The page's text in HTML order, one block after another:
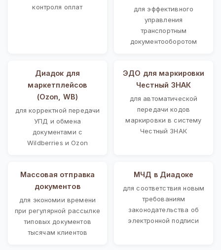
контроля оплат
для эффективного
управления
транспортным
документооборотом
Диадок для
маркетплейсов
(Ozon, WB)
для корректной передачи
УПД и обмена
документами с
Wildberries и Ozon
ЭДО для маркировки
Честный ЗНАК
для автоматической
передачи кодов
маркировки в систему
Честный ЗНАК
Массовая отправка
документов
для экономии времени
при регулярной рассылке
типовых документов
тысячам клиентов
МЧД в Диадоке
для соответствия новым
требованиям
законодательства об
электронной подписи